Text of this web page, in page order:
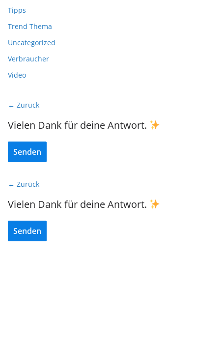
Tipps
Trend Thema
Uncategorized
Verbraucher
Video
← Zurück
Vielen Dank für deine Antwort.
Senden
← Zurück
Vielen Dank für deine Antwort.
Senden